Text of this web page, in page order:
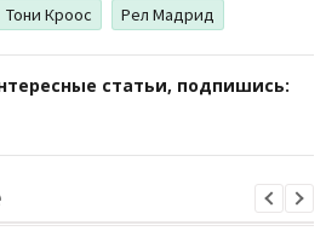
Тони Кроос Рел Мадрид
статьи, подпишись: